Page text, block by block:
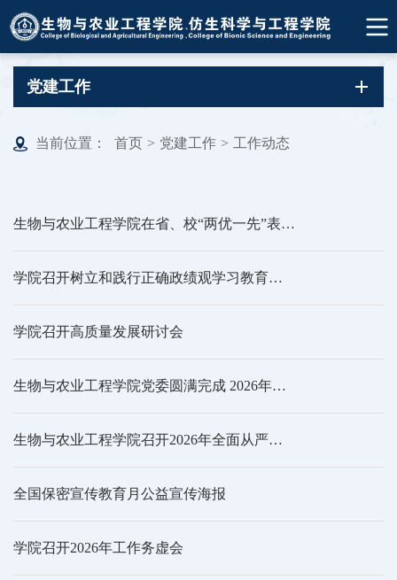
党建工作
当前位置： 首页 > 党建工作 > 工作动态
生物与农业工程学院在省、校“两优一先”表彰中荣获多项荣誉称号
学院召开树立和践行正确政绩观学习教育整改整治工作推进会
学院召开高质量发展研讨会
生物与农业工程学院党委圆满完成 2026年第一期入党积极分子培训
生物与农业工程学院召开2026年全面从严治党工作会议暨警示教育会议
全国保密宣传教育月公益宣传海报
学院召开2026年工作务虚会